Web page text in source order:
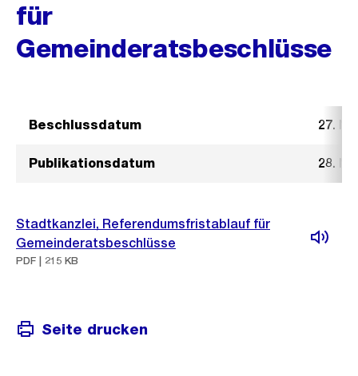
für
Gemeinderatsbeschlüsse
Beschlussdatum 27.
Publikationsdatum 28.
Stadtkanzlei, Referendumsfristablauf für
Gemeinderatsbeschlüsse
PDF | 215 KB
Seite drucken